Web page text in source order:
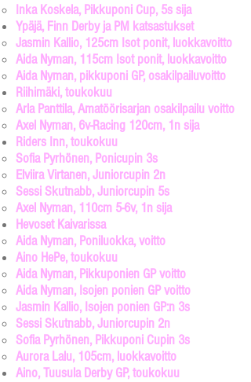
Inka Koskela, Pikkuponi Cup, 5s sija
Ypäjä, Finn Derby ja PM katsastukset
Jasmin Kallio, 125cm Isot ponit, luokkavoitto
Aida Nyman, 115cm Isot ponit, luokkavoitto​
Aida Nyman, pikkuponi GP, osakilpailuvoitto
Riihimäki, toukokuu
Arla Panttila, Amatöörisarjan osakilpailu voitto​
Axel Nyman, 6v-Racing 120cm, 1n sija
Riders Inn, toukokuu
Sofia Pyrhönen, Ponicupin 3s
Elviira Virtanen, Juniorcupin 2n
Sessi Skutnabb, Juniorcupin 5s
Axel Nyman, 110cm 5-6v, 1n sija
Hevoset Kaivarissa
Aida Nyman, Poniluokka, voitto​
Aino HePe, toukokuu
Aida Nyman, Pikkuponien GP voitto​
Aida Nyman, Isojen ponien GP voitto
Jasmin Kallio, Isojen ponien GP:n 3s
Sessi Skutnabb, Juniorcupin 2n
Sofia Pyrhönen, Pikkuponi Cupin 3s
Aurora Lalu, 105cm, luokkavoitto
Aino, Tuusula Derby GP, toukokuu